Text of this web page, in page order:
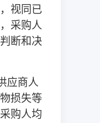
视同已
采购人
断和决
应商人
损失等
购人均